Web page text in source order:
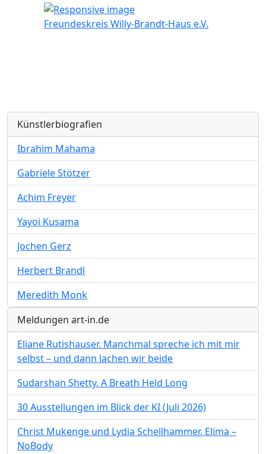
Freundeskreis Willy-Brandt-Haus e.V.
Künstlerbiografien
Ibrahim Mahama
Gabriele Stötzer
Achim Freyer
Yayoi Kusama
Jochen Gerz
Herbert Brandl
Meredith Monk
Meldungen art-in.de
Eliane Rutishauser. Manchmal spreche ich mit mir
selbst – und dann lachen wir beide
Sudarshan Shetty. A Breath Held Long
30 Ausstellungen im Blick der KI (Juli 2026)
Christ Mukenge und Lydia Schellhammer. Elima –
NoBody